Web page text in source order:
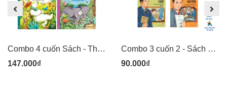
Combo 4 cuốn Sách - Thú thám hiểm: Voi săn lùng côn trùng, Gấu trắng mê cỏ hoa, Sóc phi hành gia, Hổ lặn biển sâu - tranh minh họa đẹp cho thiếu nhi - Kim Đồng
147.000₫
Combo 3 cuốn 2 - Sách Danh nhân khoa học Việt Nam - Lê Văn Thiêm, Hoàng Xuân Hãn, Nguyễn Văn Huyên - Kim Đồng
90.000₫